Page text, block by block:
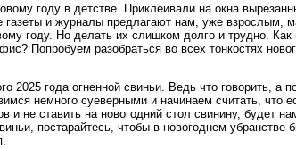
году в детстве. Приклеивали на окна
и журналы предлагают нам, уже взрослым,
году. Но делать их слишком долго и трудно. Как
Попробуем разобраться во всех тонкостях
2025 года огненной свиньи. Ведь что говорить, а
немного суеверными и начинаем считать, что
не ставить на новогодний стол свинину, будет
постарайтесь, чтобы в новогоднем убранстве